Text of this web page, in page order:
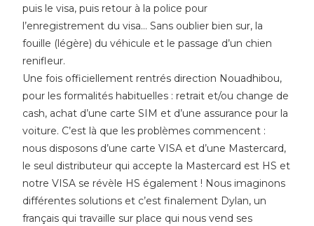
puis le visa, puis retour à la police pour
l’enregistrement du visa… Sans oublier bien sur, la
fouille (légère) du véhicule et le passage d’un chien
renifleur.
Une fois officiellement rentrés direction Nouadhibou,
pour les formalités habituelles : retrait et/ou change de
cash, achat d’une carte SIM et d’une assurance pour la
voiture. C’est là que les problèmes commencent :
nous disposons d’une carte VISA et d’une Mastercard,
le seul distributeur qui accepte la Mastercard est HS et
notre VISA se révèle HS également ! Nous imaginons
différentes solutions et c’est finalement Dylan, un
français qui travaille sur place qui nous vend ses